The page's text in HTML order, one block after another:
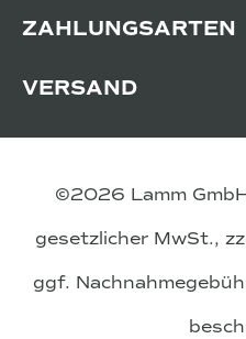
ZAHLUNGSARTEN
VERSAND
©2026 Lamm
gesetzlicher MwSt.,
ggf.